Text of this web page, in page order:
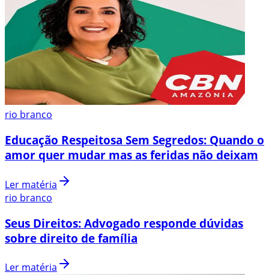
rio branco
Educação Respeitosa Sem Segredos: Quando o
amor quer mudar mas as feridas não deixam
Ler matéria
rio branco
Seus Direitos: Advogado responde dúvidas
sobre direito de família
Ler matéria